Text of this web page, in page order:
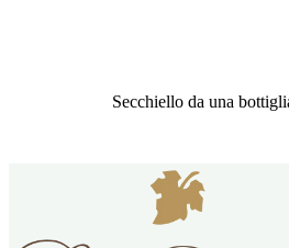
Secchiello da una